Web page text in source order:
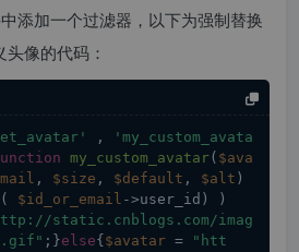
添加一个过滤器，以下为强制替换
像的代码：
,
'my_custom_avata
my_custom_avatar( $ava
, $size , $default , $alt
( $id_or_email ->user_id) )
static.cnblogs.com/imag
;}else{ $avatar =
"htt